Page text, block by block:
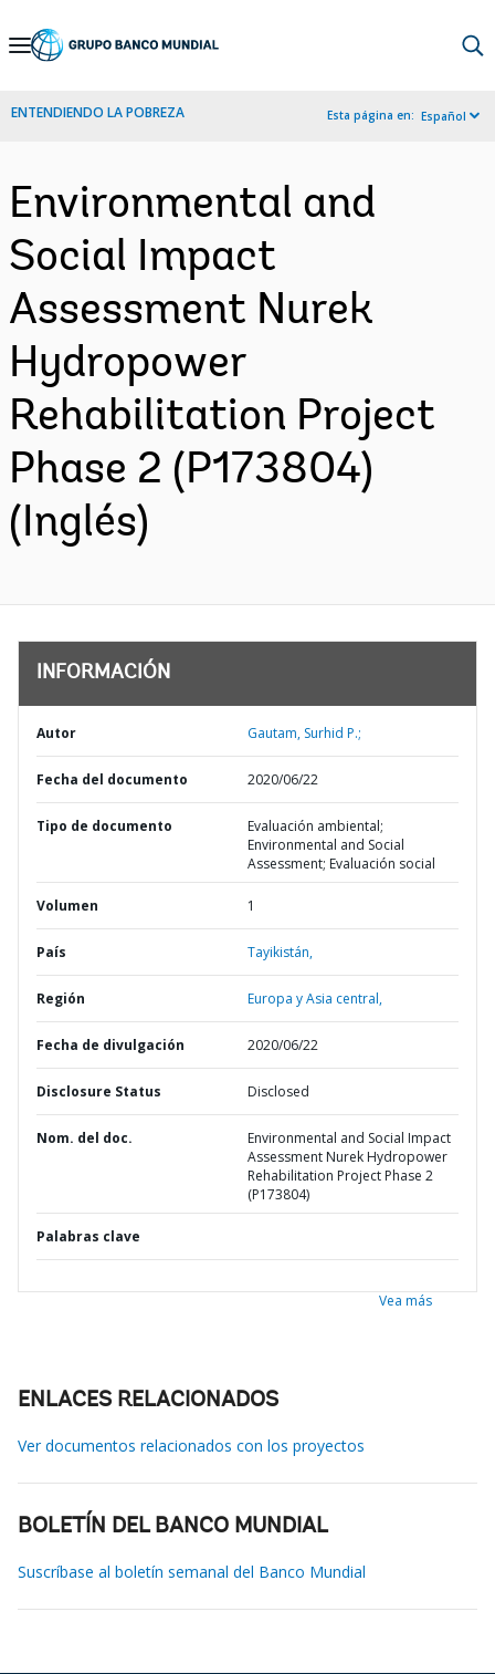
Skip
Navigation
ENTENDIENDO LA POBREZA Esta página en: Español
Environmental and
Social Impact
Assessment Nurek
Hydropower
Rehabilitation Project
Phase 2 (P173804)
(Inglés)
INFORMACIÓN
Autor Gautam, Surhid P.;
Fecha del documento 2020/06/22
Tipo de documento
Evaluación ambiental;
Environmental and Social
Assessment; Evaluación social
Volumen 1
País Tayikistán,
Región Europa y Asia central,
Fecha de divulgación 2020/06/22
Disclosure Status Disclosed
Nom. del doc.
Environmental and Social Impact
Assessment Nurek Hydropower
Rehabilitation Project Phase 2
(P173804)
Palabras clave
Vea más
ENLACES RELACIONADOS
Ver documentos relacionados con los proyectos
BOLETÍN DEL BANCO MUNDIAL
Suscríbase al boletín semanal del Banco Mundial